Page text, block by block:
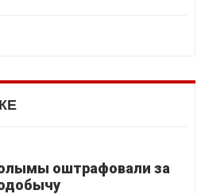
оштрафовали за